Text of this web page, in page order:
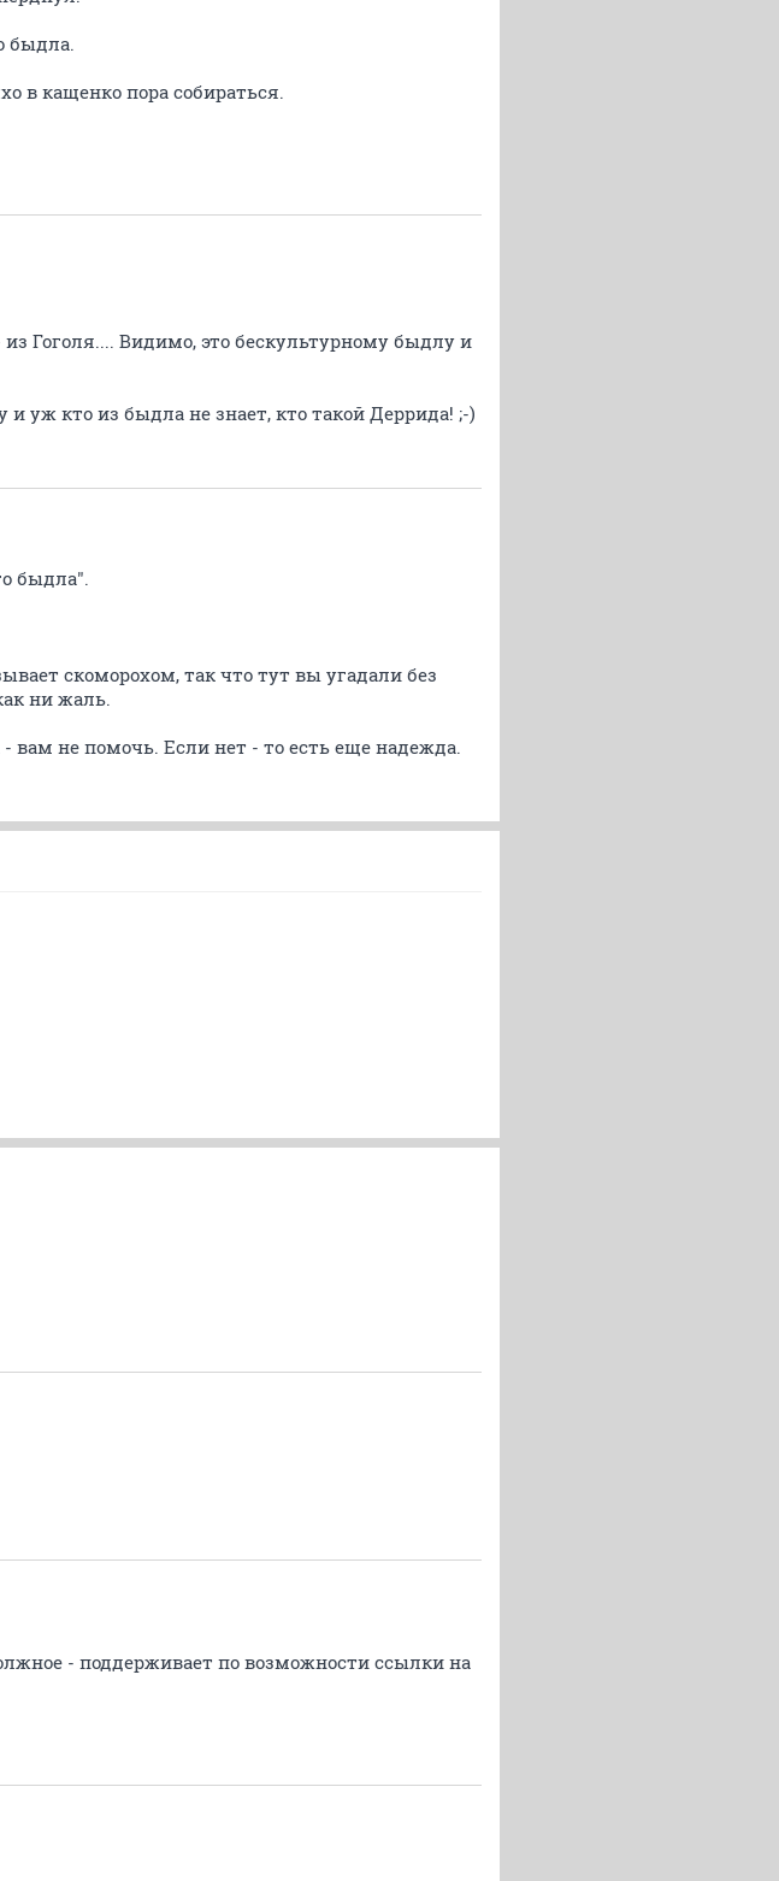
быдла.
в кащенко пора собираться.
Гоголя.... Видимо, это бескультурному быдлу и
уж кто из быдла не знает, кто такой Деррида! ;-)
быдла".
скоморохом, так что тут вы угадали без
ни жаль.
вам не помочь. Если нет - то есть еще надежда.
- поддерживает по возможности ссылки на